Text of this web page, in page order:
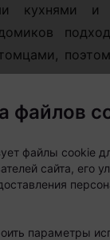
кухнями и
«Парка
лазертаг,
городок
могут взять
или
файлов
файлы cookie
сайта, его
параметры